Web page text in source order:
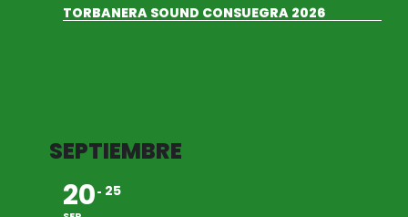
TORBANERA SOUND CONSUEGRA 2026
SEPTIEMBRE
20 25